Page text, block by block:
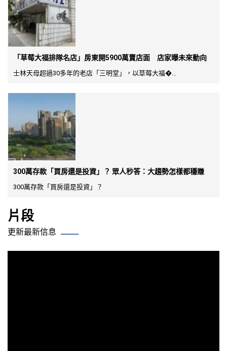
「草莓大福排隊名店」房東開5900萬賣店面 店家曝未來動向
士林天母超過30多年的老店「三明堂」，以草莓大福�...
300萬存款「買房還是投資」？ 眾人秒答：大趨勢怎樣都穩賺
300萬存款「買房還是投資」？
片段
更新最新信息